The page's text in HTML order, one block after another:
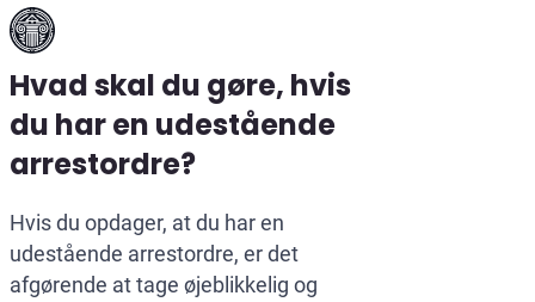
Hvad skal du gøre, hvis
du har en udestående
arrestordre?
Hvis du opdager, at du har en
udestående arrestordre, er det
afgørende at tage øjeblikkelig og